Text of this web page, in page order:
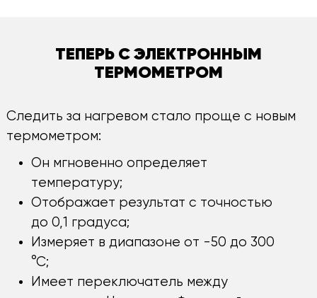
ТЕПЕРЬ С ЭЛЕКТРОННЫМ
ТЕРМОМЕТРОМ
Следить за нагревом стало проще с новым
термометром:
Он мгновенно определяет
температуру;
Отображает результат с точностью
до 0,1 градуса;
Измеряет в диапазоне от -50 до 300
°С;
Имеет переключатель между